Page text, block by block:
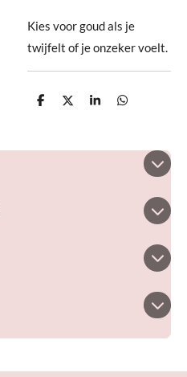
Kies voor goud als je
twijfelt of je onzeker voelt.
D
n
D
S
e
D
n